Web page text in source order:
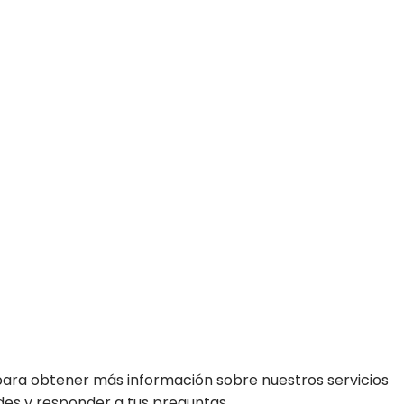
obtener más información sobre nuestros servicios